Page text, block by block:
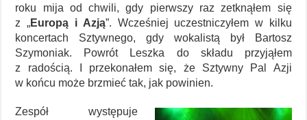
roku mija od chwili, gdy pierwszy raz zetknąłem się
z „Europą i Azją”. Wcześniej uczestniczyłem w kilku
koncertach Sztywnego, gdy wokalistą był Bartosz
Szymoniak. Powrót Leszka do składu przyjąłem
z radością. I przekonałem się, że Sztywny Pal Azji
w końcu może brzmieć tak, jak powinien.
Zespół występuje